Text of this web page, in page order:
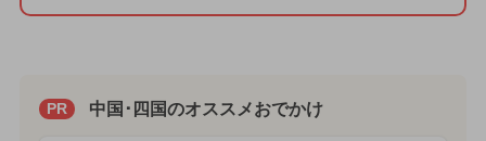
PR 中国･四国のオススメおでかけ